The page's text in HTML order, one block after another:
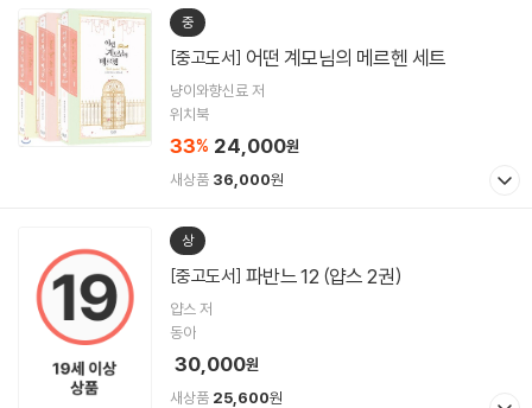
중
[중고도서] 어떤 계모님의 메르헨 세트
냥이와향신료 저
위치북
33% 24,000원
새상품 36,000원
상
[중고도서] 파반느 12 (얍스 2권)
얍스 저
동아
30,000원
새상품 25,600원